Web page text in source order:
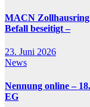
MACN Zollhausring
Befall beseitigt –
23. Juni 2026
News
Nennung online –
EG